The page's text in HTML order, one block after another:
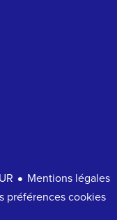
Mentions légales
préférences cookies